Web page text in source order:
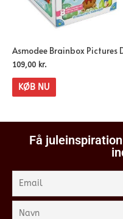
Asmodee Brainbox Pictures
109,00 kr.
KØB NU
Få